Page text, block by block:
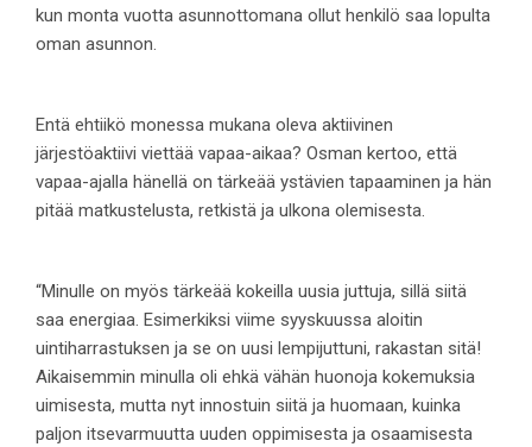
kun monta vuotta asunnottomana ollut henkilö saa lopulta
oman asunnon.
Entä ehtiikö monessa mukana oleva aktiivinen
järjestöaktiivi viettää vapaa-aikaa? Osman kertoo, että
vapaa-ajalla hänellä on tärkeää ystävien tapaaminen ja hän
pitää matkustelusta, retkistä ja ulkona olemisesta.
“Minulle on myös tärkeää kokeilla uusia juttuja, sillä siitä
saa energiaa. Esimerkiksi viime syyskuussa aloitin
uintiharrastuksen ja se on uusi lempijuttuni, rakastan sitä!
Aikaisemmin minulla oli ehkä vähän huonoja kokemuksia
uimisesta, mutta nyt innostuin siitä ja huomaan, kuinka
paljon itsevarmuutta uuden oppimisesta ja osaamisesta